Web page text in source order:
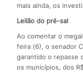
mais ainda, os
Leilão do pré-sal
Ao comentar o
feira (6), o senador
garantido o repasse
os municípios, dos